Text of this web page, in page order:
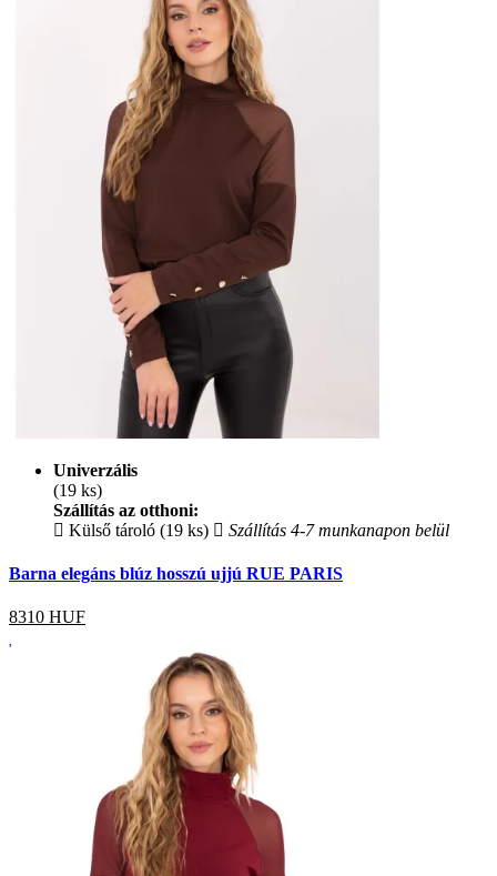
Univerzális
(19 ks)
Szállítás az otthoni:
Külső tároló (19 ks)
Szállítás 4-7 munkanapon belül
Barna elegáns blúz hosszú ujjú RUE PARIS
8310 HUF